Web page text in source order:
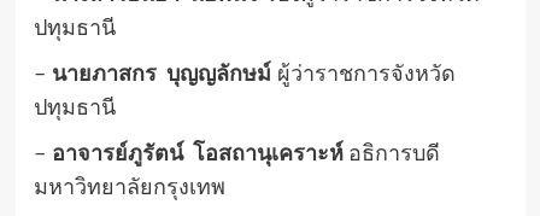
ปทุมธานี
– นายภาสกร บุญญลักษม์ ผู้ว่าราชการจังหวัด
ปทุมธานี
– อาจารย์ภูรัตน์ โอสถานุเคราะห์ อธิการบดี
มหาวิทยาลัยกรุงเทพ